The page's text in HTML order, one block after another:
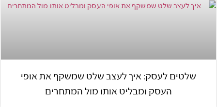
שלטים לעסק: איך לעצב שלט שמשקף את אופי
העסק ומבליט אותו מול המתחרים